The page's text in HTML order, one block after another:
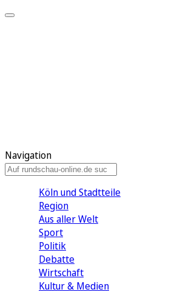
Navigation
Köln und Stadtteile
Region
Aus aller Welt
Sport
Politik
Debatte
Wirtschaft
Kultur & Medien